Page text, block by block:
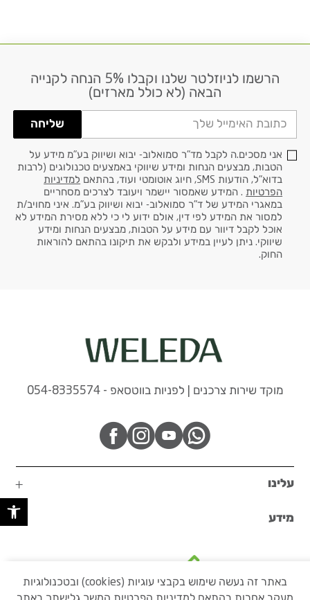
הרשמו לניוזלטר שלנו וקבלו 5% הנחה לקנייה
הבאה (לא כולל מארזים)
דוא׳׳ל
שליחה
אני מסכים.ה לקבל מד"ר סמואלוב- יבוא ושיווק בע"מ מידע על
הטבות, מבצעים הנחות ומידע שיווקי באמצעים טכנולוגים (לרבות
בדוא"ל, הודעות SMS, חיוג אוטומטי ועוד, בהתאם
למדיניות
הפרטיות . המידע שאמסור יישמר ויעובד לצרכים מסחריים
במאגרי המידע של ד"ר סמואלוב- יבוא ושיווק בע"מ. איני מחויב/ת
למסור את המידע לפי דין, אולם ידוע לי כי ללא מסירת המידע לא
אוכל לקבל דיוור עם מידע על הטבות, מבצעים הנחות ומידע
שיווקי. ניתן לעיין במידע ולבקש את תיקונו בהתאם להוראות
החוק.
מוקד שירות צרכנים | לפניות בווטסאפ - 054-8335574
עלינו
מידע
באתר זה נעשה שימוש בקבצי עוגיות (cookies) ובטכנולוגיות